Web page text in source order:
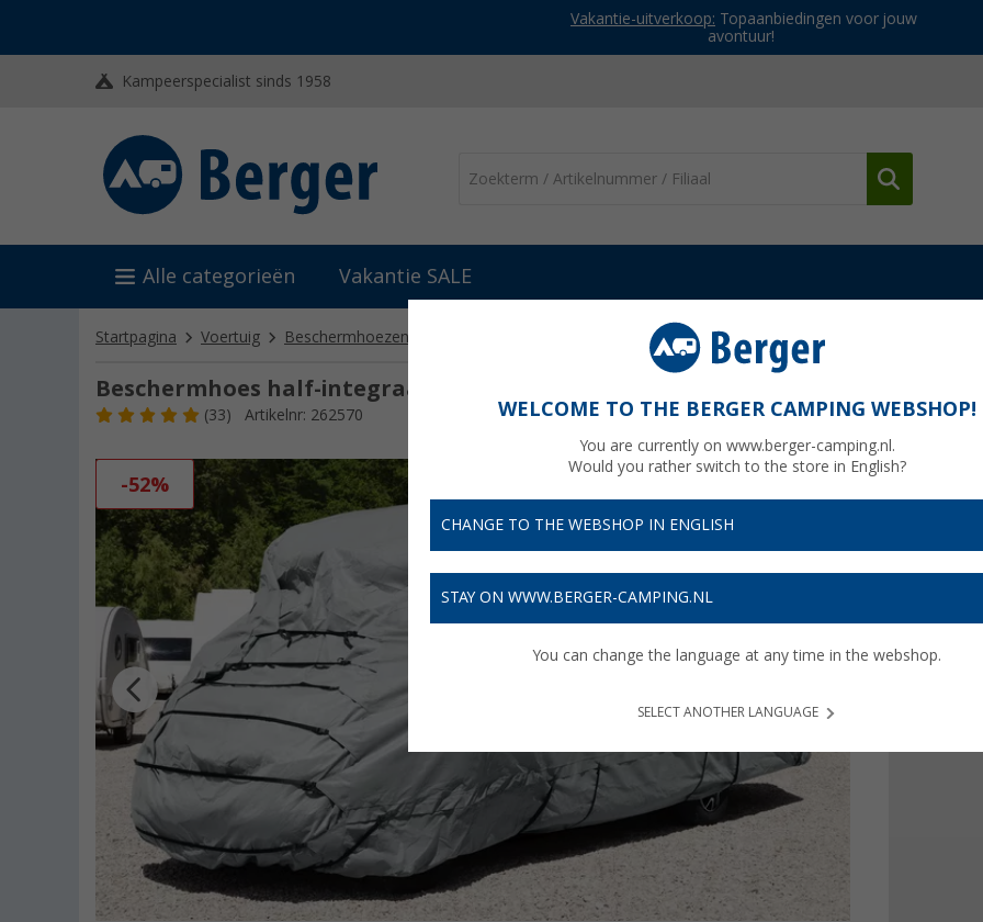
Vakantie-uitverkoop: Topaanbiedingen voor jouw
avontuur!
Kampeerspecialist sinds 1958
Alle categorieën Vakantie SALE
Startpagina Voertuig Beschermhoezen & raamisolatie Berger Beschermhoes halfintegraal
Beschermhoes half-integraal campers 6,6 x 2,4 x 2,5 m
(33) Artikelnr: 262570
-52%
€
€
Lengte
WELCOME TO THE BERGER CAMPING WEBSHOP!
You are currently on www.berger-camping.nl.
Would you rather switch to the store in English?
CHANGE TO THE WEBSHOP IN ENGLISH
STAY ON WWW.BERGER-CAMPING.NL
You can change the language at any time in the webshop.
SELECT ANOTHER LANGUAGE